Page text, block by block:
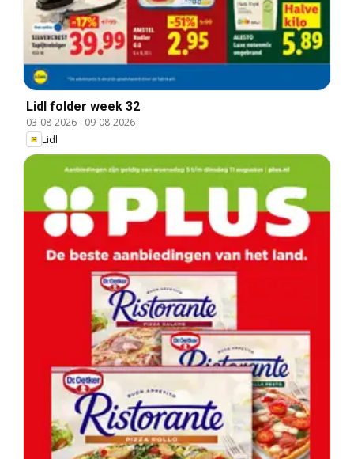
Lidl folder week 32
03-08-2026- 09-08-2026
Lidl